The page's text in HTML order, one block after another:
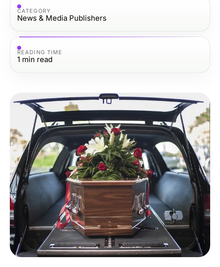
CATEGORY
News & Media Publishers
READING TIME
1 min read